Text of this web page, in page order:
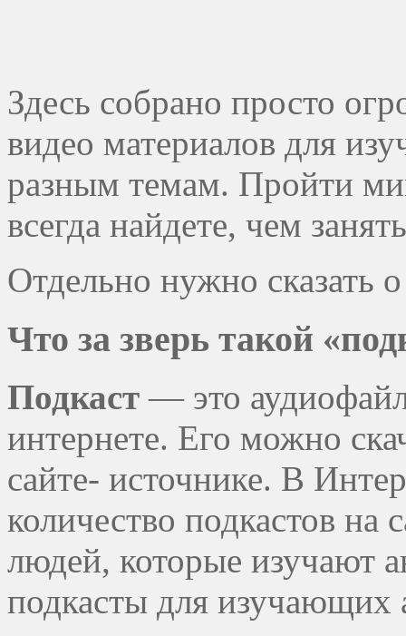
Здесь собрано просто
видео материалов для
разным темам. Пройти
всегда найдете, чем
Отдельно нужно сказать
Что за зверь такой
Подкаст — это
интернете. Его можно
сайте- источнике. В
количество подкастов
людей, которые изучают
подкасты для изучающих